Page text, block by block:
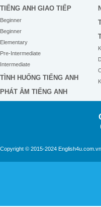
TIẾNG ANH GIAO TIẾP
Beginner
Beginner
Elementary
Pre-Intermediate
Intermediate
TÌNH HUỐNG TIẾNG ANH
PHÁT ÂM TIẾNG ANH
Copyright © 2015-2024 English4u.com.vn